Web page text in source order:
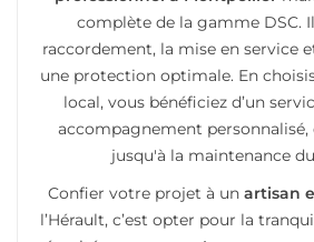
complète de la gamme DSC.
raccordement, la mise en service
une protection optimale. En
local, vous bénéficiez d’un
accompagnement personnalisé,
jusqu'à la maintenance
Confier votre projet à un artisan
l’Hérault, c’est opter pour la